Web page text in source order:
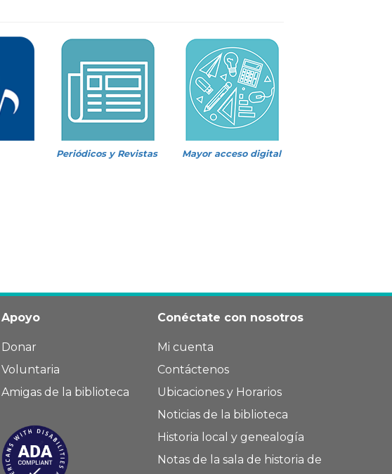
Periódicos y Revistas Mayor acceso digital
Apoyo
Donar
Voluntaria
Amigas de la biblioteca
Conéctate con nosotros
Mi cuenta
Contáctenos
Ubicaciones y Horarios
Noticias de la biblioteca
Historia local y genealogía
Notas de la sala de historia de